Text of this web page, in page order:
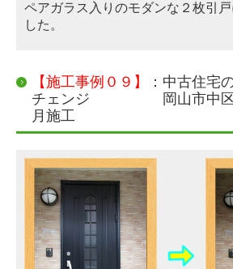
ペアガラス入りのモダンな２枚引
した。
【施工事例０９】
：中古住宅
チェンジ 岡山市中区
月施工